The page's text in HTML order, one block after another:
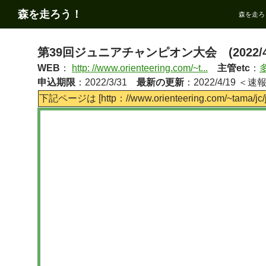
森を走ろう！ 森を走
第39回ジュニアチャンピオン大会 (2022/
WEB ： http: //www.orienteering.com/~t... 主管etc ：
申込期限 ：2022/3/31 最新の更新 ：2022/4/19 ＜速
下記ページは [http：//www.orienteering.com/~tama/